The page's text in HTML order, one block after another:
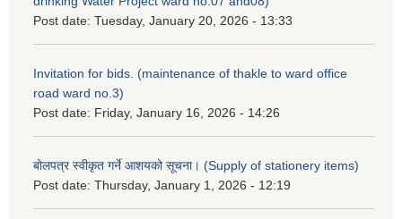
Post date: Tuesday, January 20, 2026 - 13:33
Invitation for bids. (maintenance of thakle to ward office
road ward no.3)
Post date: Friday, January 16, 2026 - 14:26
बोलपत्र स्वीकृत गर्ने आशयको सूचना। (Supply of stationery items)
Post date: Thursday, January 1, 2026 - 12:19